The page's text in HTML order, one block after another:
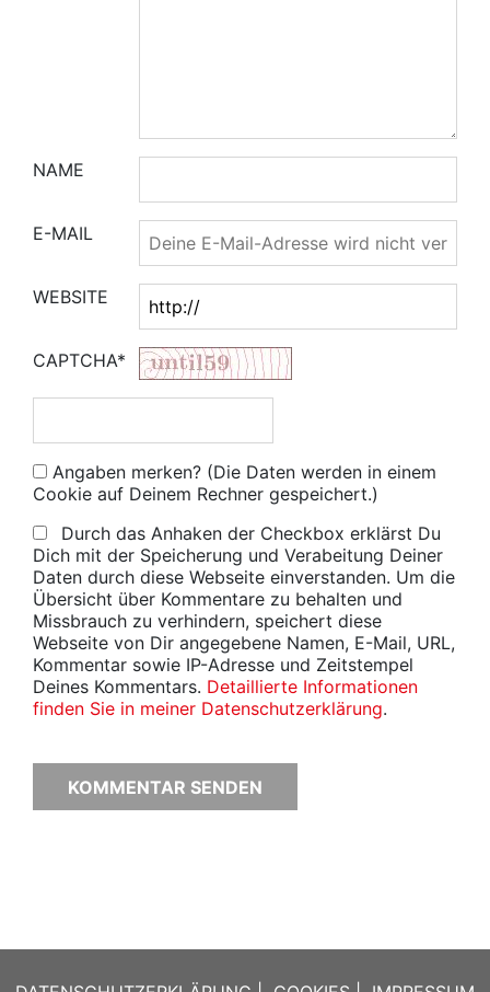
NAME
E-MAIL
WEBSITE
CAPTCHA*
Angaben merken? (Die Daten werden in einem
Cookie auf Deinem Rechner gespeichert.)
Durch das Anhaken der Checkbox erklärst Du
Dich mit der Speicherung und Verabeitung Deiner
Daten durch diese Webseite einverstanden. Um die
Übersicht über Kommentare zu behalten und
Missbrauch zu verhindern, speichert diese
Webseite von Dir angegebene Namen, E-Mail, URL,
Kommentar sowie IP-Adresse und Zeitstempel
Deines Kommentars. Detaillierte Informationen
finden Sie in meiner Datenschutzerklärung.